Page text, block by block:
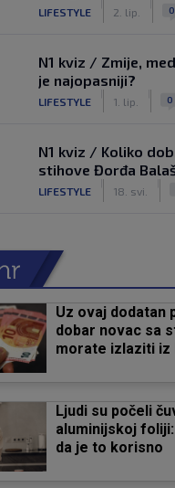
LIFESTYLE 2. lip. 0
N1 kviz / Zmije,
je najopasniji?
LIFESTYLE 1. lip. 0
N1 kviz / Koliko
stihove Đorđa
LIFESTYLE 18. svi.
Uz ovaj dodatan
dobar novac sa
morate izlaziti iz
Ljudi su počeli
aluminijskoj
da je to korisno